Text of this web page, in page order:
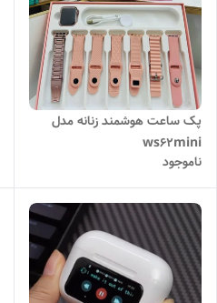
پک ساعت هوشمند زنانه مدل
ws62mini
ناموجود